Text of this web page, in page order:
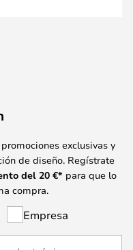
exclusivas y
de diseño. Regístrate
del 20 €* para que lo
compra.
Empresa